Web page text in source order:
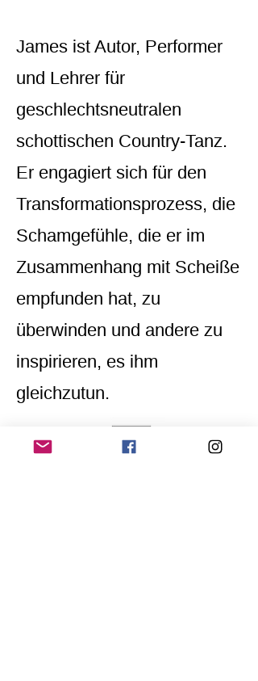
James ist Autor, Performer
und Lehrer für
geschlechtsneutralen
schottischen Country-Tanz.
Er engagiert sich für den
Transformationsprozess, die
Schamgefühle, die er im
Zusammenhang mit Scheiße
empfunden hat, zu
überwinden und andere zu
inspirieren, es ihm
gleichzutun.